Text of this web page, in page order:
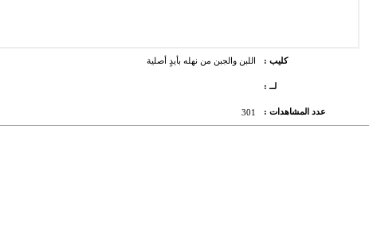
اللبن والجبن من نهله بأيدٍ أصلية كليب :
لــ :
301 عدد المشاهدات :